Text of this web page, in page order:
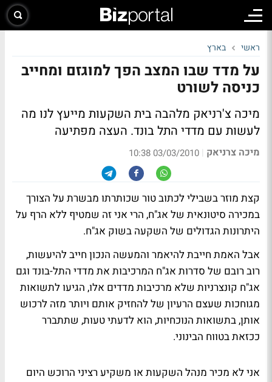
ראשי בארץ
על מדד שבו המצב הפך למוגזם ומחייב
כניסה לשורט
מיכה צ'רניאק מלהבה בית השקעות מייעץ לנו מה
לעשות עם מדדי התל בונד. העצה מפתיעה
מיכה צרניאק |
03/03/2010 10:38
קצת מוזר בשבילי לכתוב טור שכותרתו מבשרת על הצורך
במכירה סיטונאית של אג"ח, הרי אני זה שמטיף ללא הרף על
היתרונות הגדולים של השקעה בשוק אג"ח.
אבל האמת חייבת להיאמר והמעשה הנכון חייב להיעשות,
רוב רובם של סדרות אג"ח המרכיבות את מדדי התל-בונד וגם
אג"ח קונצרניות שלא מרכיבות מדדים אלו, הגיעו לתשואות
מגוחכות שעצם הרעיון של להחזיק אותם ויותר מזה לרכוש
אותן, בתשואות הנוכחיות, הוא לדעתי טעות, שתתברר
ככזאת בטווח הבינוני.
אני לא מכיר מנהל השקעות או משקיע רציני הרוכש היום